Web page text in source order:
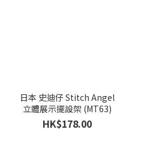
日本 史迪仔 Stitch Angel
立體展示擺設架 (MT63)
HK$178.00